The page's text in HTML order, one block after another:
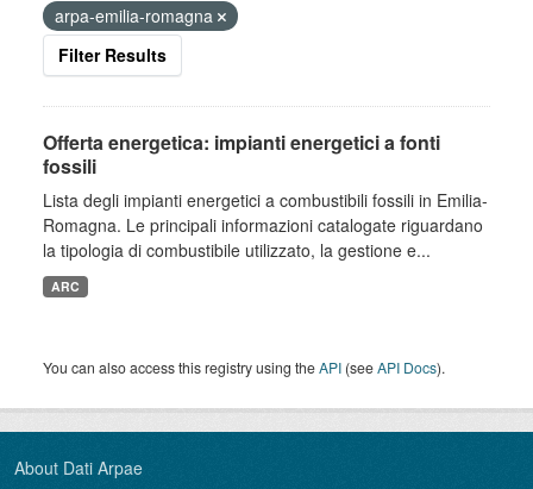
arpa-emilia-romagna
Filter Results
Offerta energetica: impianti energetici a fonti
fossili
Lista degli impianti energetici a combustibili fossili in Emilia-
Romagna. Le principali informazioni catalogate riguardano
la tipologia di combustibile utilizzato, la gestione e...
ARC
You can also access this registry using theAPI (seeAPI Docs).
About Dati Arpae